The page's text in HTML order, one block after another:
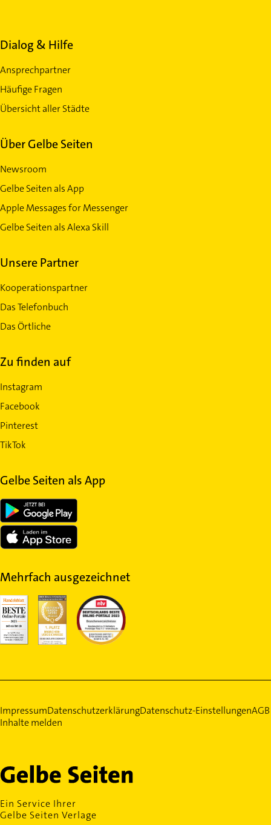
Dialog & Hilfe
Ansprechpartner
Häufige Fragen
Übersicht aller Städte
Über Gelbe Seiten
Newsroom
Gelbe Seiten als App
Apple Messages for Messenger
Gelbe Seiten als Alexa Skill
Unsere Partner
Kooperationspartner
Das Telefonbuch
Das Örtliche
Zu finden auf
Instagram
Facebook
Pinterest
TikTok
Gelbe Seiten als App
Mehrfach ausgezeichnet
ImpressumDatenschutzerklärungDatenschutz-EinstellungenAGB
Inhalte melden
Ein Service Ihrer
Gelbe Seiten Verlage